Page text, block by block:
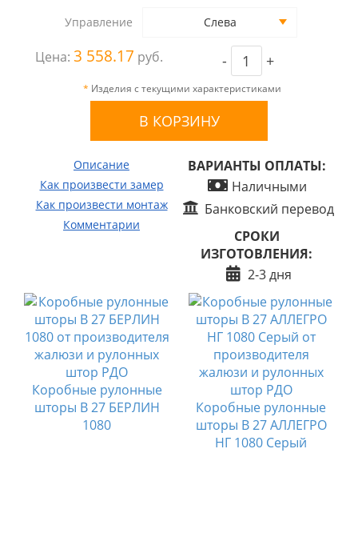
Управление Слева
Цена: 3 558.17 руб. - +
* Изделия с текущими характеристиками
Описание
Как произвести замер
Как произвести монтаж
Комментарии
ВАРИАНТЫ ОПЛАТЫ:
Наличными
Банковский перевод
СРОКИ
ИЗГОТОВЛЕНИЯ:
2-3 дня
Коробные рулонные
шторы B 27 БЕРЛИН
1080
Коробные рулонные
шторы B 27 АЛЛЕГРО
НГ 1080 Серый